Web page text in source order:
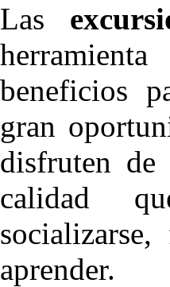
Las
beneficios
gran
disfruten de
calidad
aprender.